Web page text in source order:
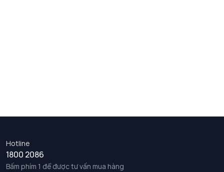
Hotline
1800 2086
Bấm phím 1 để được tư vấn mua hàng